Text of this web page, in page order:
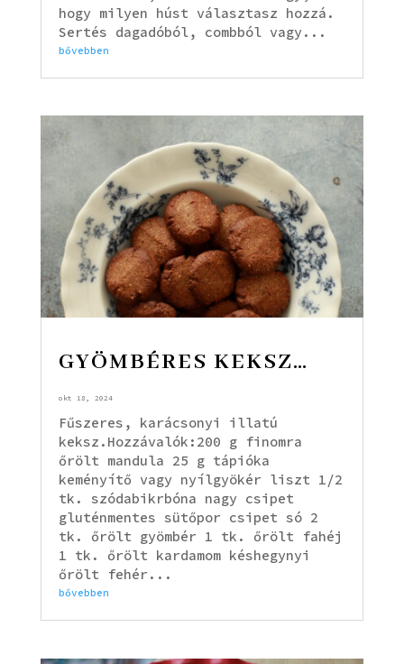
hogy milyen húst választasz hozzá.
Sertés dagadóból, combból vagy...
bővebben
GYÖMBÉRES KEKSZ…
okt 18, 2024
Fűszeres, karácsonyi illatú
keksz.Hozzávalók:200 g finomra
őrölt mandula 25 g tápióka
keményítő vagy nyílgyökér liszt 1/2
tk. szódabikrbóna nagy csipet
gluténmentes sütőpor csipet só 2
tk. őrölt gyömbér 1 tk. őrölt fahéj
1 tk. őrölt kardamom késhegynyi
őrölt fehér...
bővebben